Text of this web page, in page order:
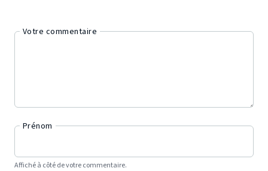
Votre commentaire
Prénom
Affiché à côté de votre commentaire.